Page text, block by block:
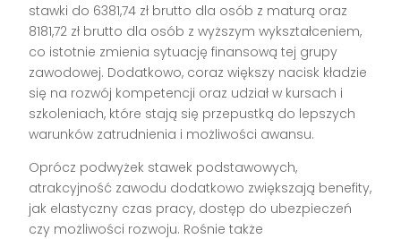
stawki do 6381,74 zł brutto dla osób z maturą oraz
8181,72 zł brutto dla osób z wyższym wykształceniem,
co istotnie zmienia sytuację finansową tej grupy
zawodowej. Dodatkowo, coraz większy nacisk kładzie
się na rozwój kompetencji oraz udział w kursach i
szkoleniach, które stają się przepustką do lepszych
warunków zatrudnienia i możliwości awansu.
Oprócz podwyżek stawek podstawowych,
atrakcyjność zawodu dodatkowo zwiększają benefity,
jak elastyczny czas pracy, dostęp do ubezpieczeń
czy możliwości rozwoju. Rośnie także